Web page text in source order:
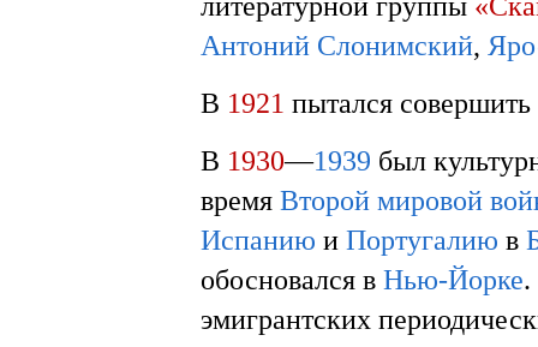
Антоний Слонимский,
В 1921 пытался
В 1930—1939 был
время Второй мировой
Испанию и Португалию в
обосновался в Нью-Йорке.
эмигрантских